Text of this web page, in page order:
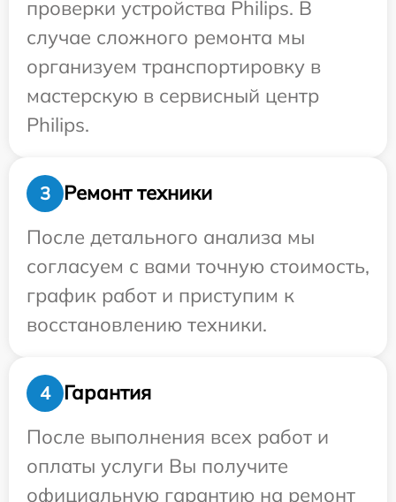
проверки устройства Philips. В
случае сложного ремонта мы
организуем транспортировку в
мастерскую в сервисный центр
Philips.
3
Ремонт техники
После детального анализа мы
согласуем с вами точную стоимость,
график работ и приступим к
восстановлению техники.
4
Гарантия
После выполнения всех работ и
оплаты услуги Вы получите
официальную гарантию на ремонт